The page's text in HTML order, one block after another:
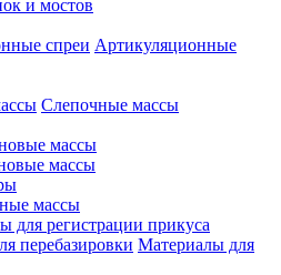
и мостов
Артикуляционные
Слепочные массы
массы
массы
массы
для регистрации прикуса
Материалы для